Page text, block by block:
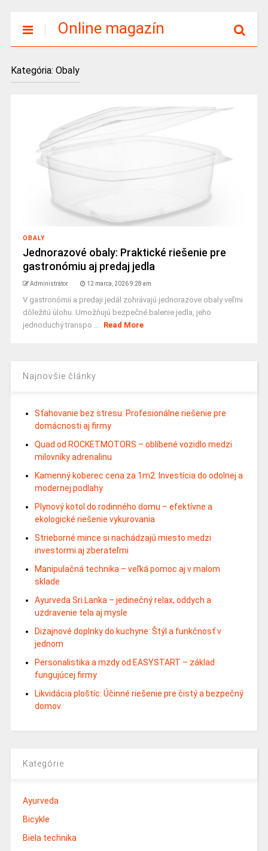
Online magazín
Kategória: Obaly
OBALY
Jednorazové obaly: Praktické riešenie pre
gastronómiu aj predaj jedla
Administrátor 12 marca, 2026 9:28 am
V gastronómii a predaji jedál zohrávajú jednorazove obaly veľmi
dôležitú úlohu. Umožňujú bezpečné balenie jedla, jeho
jednoduchý transpo ... Read More
Najnovšie články
Sťahovanie bez stresu: Profesionálne riešenie pre
domácnosti aj firmy
Quad od ROCKETMOTORS – oblíbené vozidlo medzi
milovníky adrenalinu
Kamenný koberec cena za 1m2: Investícia do odolnej a
modernej podlahy
Plynový kotol do rodinného domu – efektívne a
ekologické riešenie vykurovania
Strieborné mince si nachádzajú miesto medzi
investormi aj zberateľmi
Manipulačná technika – veľká pomoc aj v malom
sklade
Ayurveda Sri Lanka – jedinečný relax, oddych a
uzdravenie tela aj mysle
Dizajnové doplnky do kuchyne: Štýl a funkčnosť v
jednom
Personalistika a mzdy od EASYSTART – základ
fungujúcej firmy
Likvidácia ploštíc: Účinné riešenie pre čistý a bezpečný
domov
Kategórie
Ayurveda
Bicykle
Biela technika